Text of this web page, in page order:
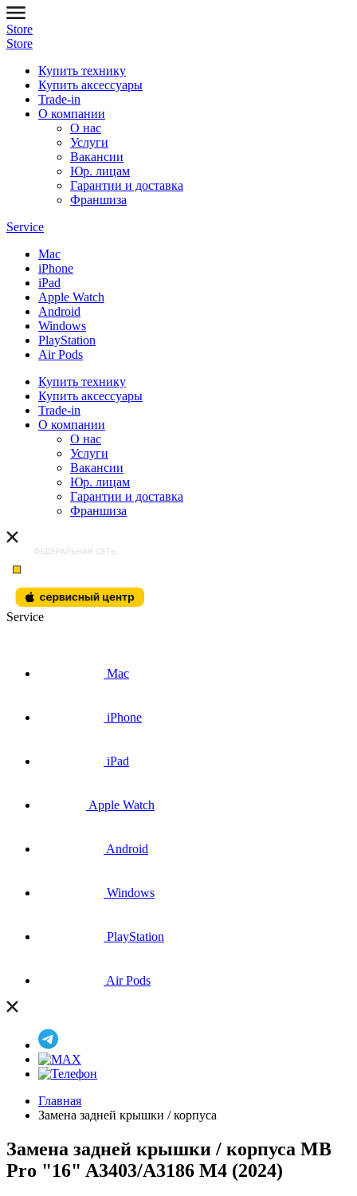
Store
Store
Купить технику
Купить аксессуары
Trade-in
О компании
О нас
Услуги
Вакансии
Юр. лицам
Гарантии и доставка
Франшиза
Service
Mac
iPhone
iPad
Apple Watch
Android
Windows
PlayStation
Air Pods
Купить технику
Купить аксессуары
Trade-in
О компании
О нас
Услуги
Вакансии
Юр. лицам
Гарантии и доставка
Франшиза
Service
Mac
iPhone
iPad
Apple Watch
Android
Windows
PlayStation
Air Pods
Главная
Замена задней крышки / корпуса
Замена задней крышки / корпуса MB
Pro "16" A3403/A3186 M4 (2024)